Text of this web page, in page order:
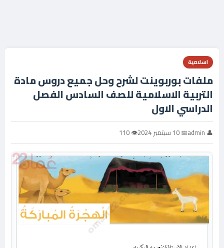
اسلامية
ملفات بوربوينت لشرح وحل جميع دروس مادة
التربية الاسلامية للصف السادس الفصل
الدراسي الاول
👤 admin 📅 10 سبتمبر 2024 👁 110